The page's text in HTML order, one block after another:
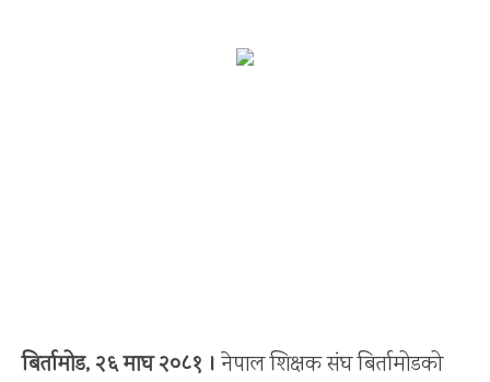
बिर्तामोड, २६ माघ २०८१ । नेपाल शिक्षक संघ बिर्तामोडको